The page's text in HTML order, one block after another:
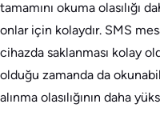
tamamını okuma olasılığı
onlar için kolaydır. SMS
cihazda saklanması kolay
olduğu zamanda da
alınma olasılığının daha